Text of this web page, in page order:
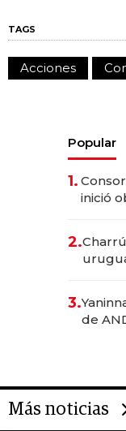
TAGS
Acciones
Popular
1.
inició
2.
3.
de
Más noticias